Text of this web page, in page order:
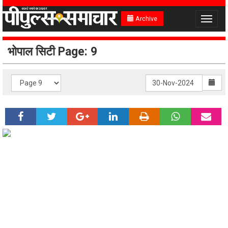
Archive
Toggle
भोपाल सिटी Page: 9